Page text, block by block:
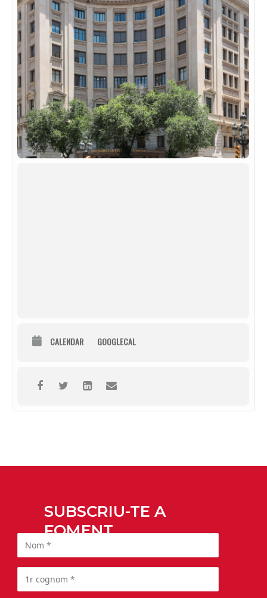
CALENDAR GOOGLECAL
SUBSCRIU-TE A
FOMENT